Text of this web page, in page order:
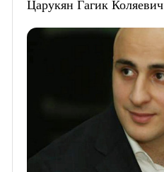
Царукян Гагик Коляевич